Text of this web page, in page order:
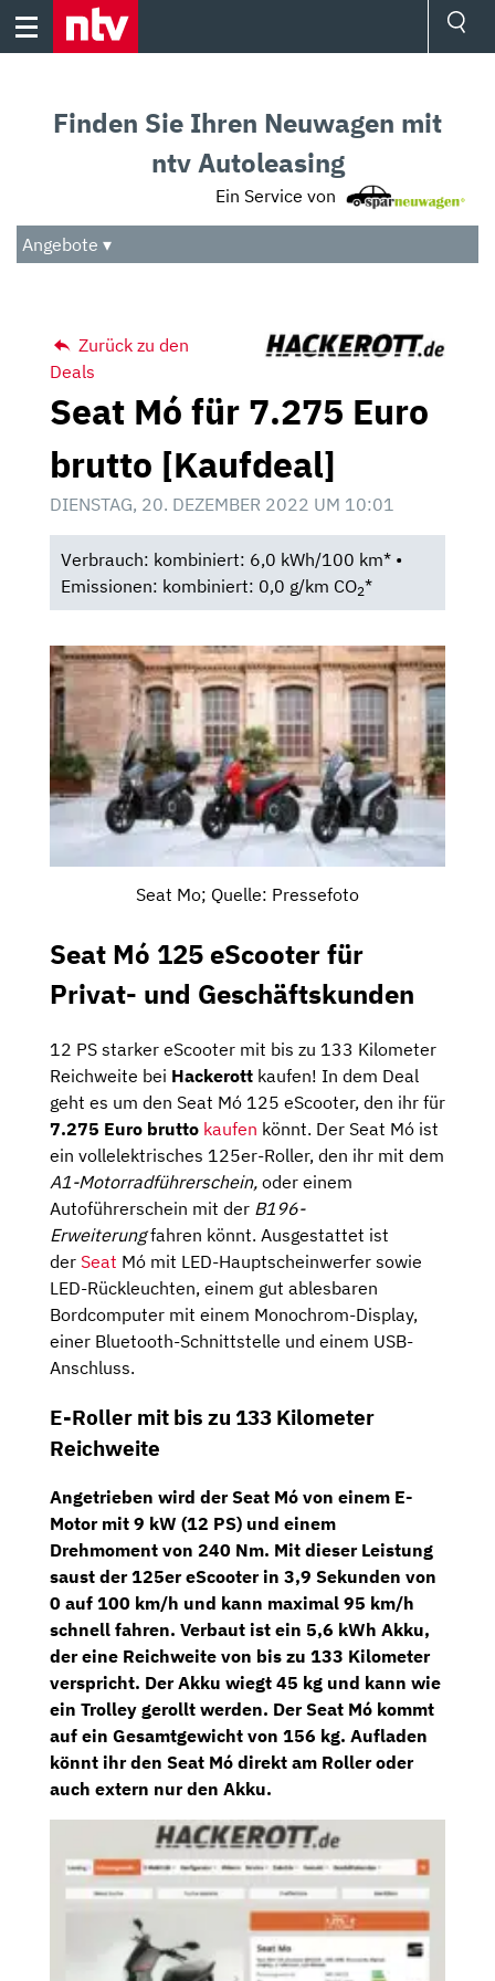
Skip
Audio
Das Beste
Finden Sie Ihren Neuwagen mit
ntv Autoleasing
Ein Service von
Angebote ▾
Zurück zu den
Deals
Seat Mó für 7.275 Euro
brutto [Kaufdeal]
DIENSTAG, 20. DEZEMBER 2022 UM 10:01
Verbrauch: kombiniert: 6,0 kWh/100 km* •
Emissionen: kombiniert: 0,0 g/km CO2*
Seat Mo; Quelle: Pressefoto
Seat Mó 125 eScooter für
Privat- und Geschäftskunden
12 PS starker eScooter mit bis zu 133 Kilometer
Reichweite bei Hackerott kaufen! In dem Deal
geht es um den Seat Mó 125 eScooter, den ihr für
7.275 Euro brutto kaufen könnt. Der Seat Mó ist
ein vollelektrisches 125er-Roller, den ihr mit dem
A1-Motorradführerschein, oder einem
Autoführerschein mit der B196-
Erweiterungfahren könnt. Ausgestattet ist
der Seat Mó mit LED-Hauptscheinwerfer sowie
LED-Rückleuchten, einem gut ablesbaren
Bordcomputer mit einem Monochrom-Display,
einer Bluetooth-Schnittstelle und einem USB-
Anschluss.
E-Roller mit bis zu 133 Kilometer
Reichweite
Angetrieben wird der Seat Mó von einem E-
Motor mit 9 kW (12 PS) und einem
Drehmoment von 240 Nm. Mit dieser Leistung
saust der 125er eScooter in 3,9 Sekunden von
0 auf 100 km/h und kann maximal 95 km/h
schnell fahren. Verbaut ist ein 5,6 kWh Akku,
der eine Reichweite von bis zu 133 Kilometer
verspricht. Der Akku wiegt 45 kg und kann wie
ein Trolley gerollt werden. Der Seat Mó kommt
auf ein Gesamtgewicht von 156 kg. Aufladen
könnt ihr den Seat Mó direkt am Roller oder
auch extern nur den Akku.